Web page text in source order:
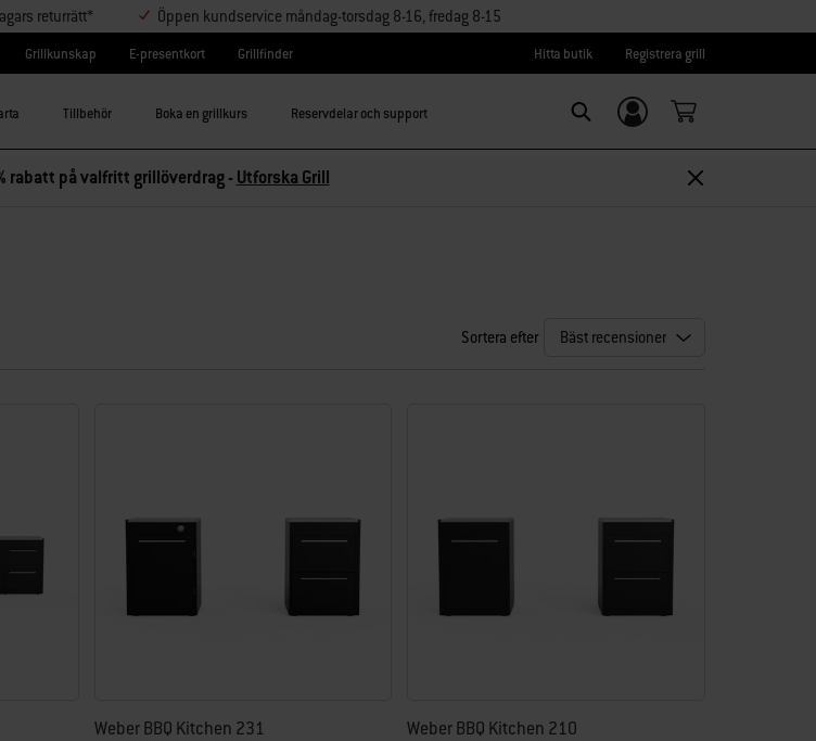
returrätt* Öppen kundservice måndag-torsdag 8-16, fredag 8-15
Grillkunskap E-presentkort Grillfinder Hitta butik Registrera grill
Tillbehör Boka en grillkurs Reservdelar och support
Logga in/
Registrera dig
rabatt på valfritt grillöverdrag - Utforska Grill
Sortera efter
Weber BBQ Kitchen 231 Weber BBQ Kitchen 210